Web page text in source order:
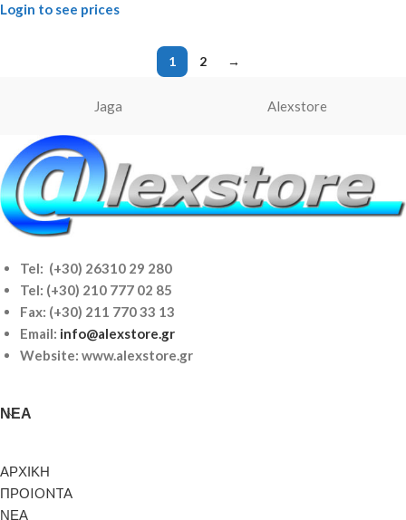
Login to see prices
1 2 →
Jaga Alexstore
Tel: (+30) 26310 29 280
Tel: (+30) 210 777 02 85
Fax: (+30) 211 770 33 13
Email: info@alexstore.gr
Website: www.alexstore.gr
ΝΈΑ
ΑΡΧΙΚΗ
ΠΡΟIONTA
ΝΕΑ